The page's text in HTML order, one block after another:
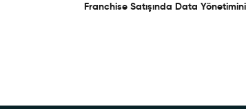
Franchise Satışında Data